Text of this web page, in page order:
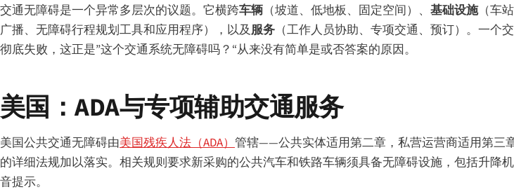
交通无障碍是一个异常多层次的议题。它横跨车辆 （坡道、低地板、固定空间）、 基础设施（车
广播、无障碍行程规划工具和应用程序），以及服务 （工作人员协助、专项交通、预订）。一
彻底失败，这正是”这个交通系统无障碍吗？“从来没有简单是或否答案的原因。
美国：ADA与专项辅助交通服务
美国公共交通无障碍由美国残疾人法（ADA） 管辖——公共实体适用第二章，私营运营商适用第三
的详细法规加以落实。相关规则要求新采购的公共汽车和铁路车辆须具备无障碍设施，包括升降
音提示。